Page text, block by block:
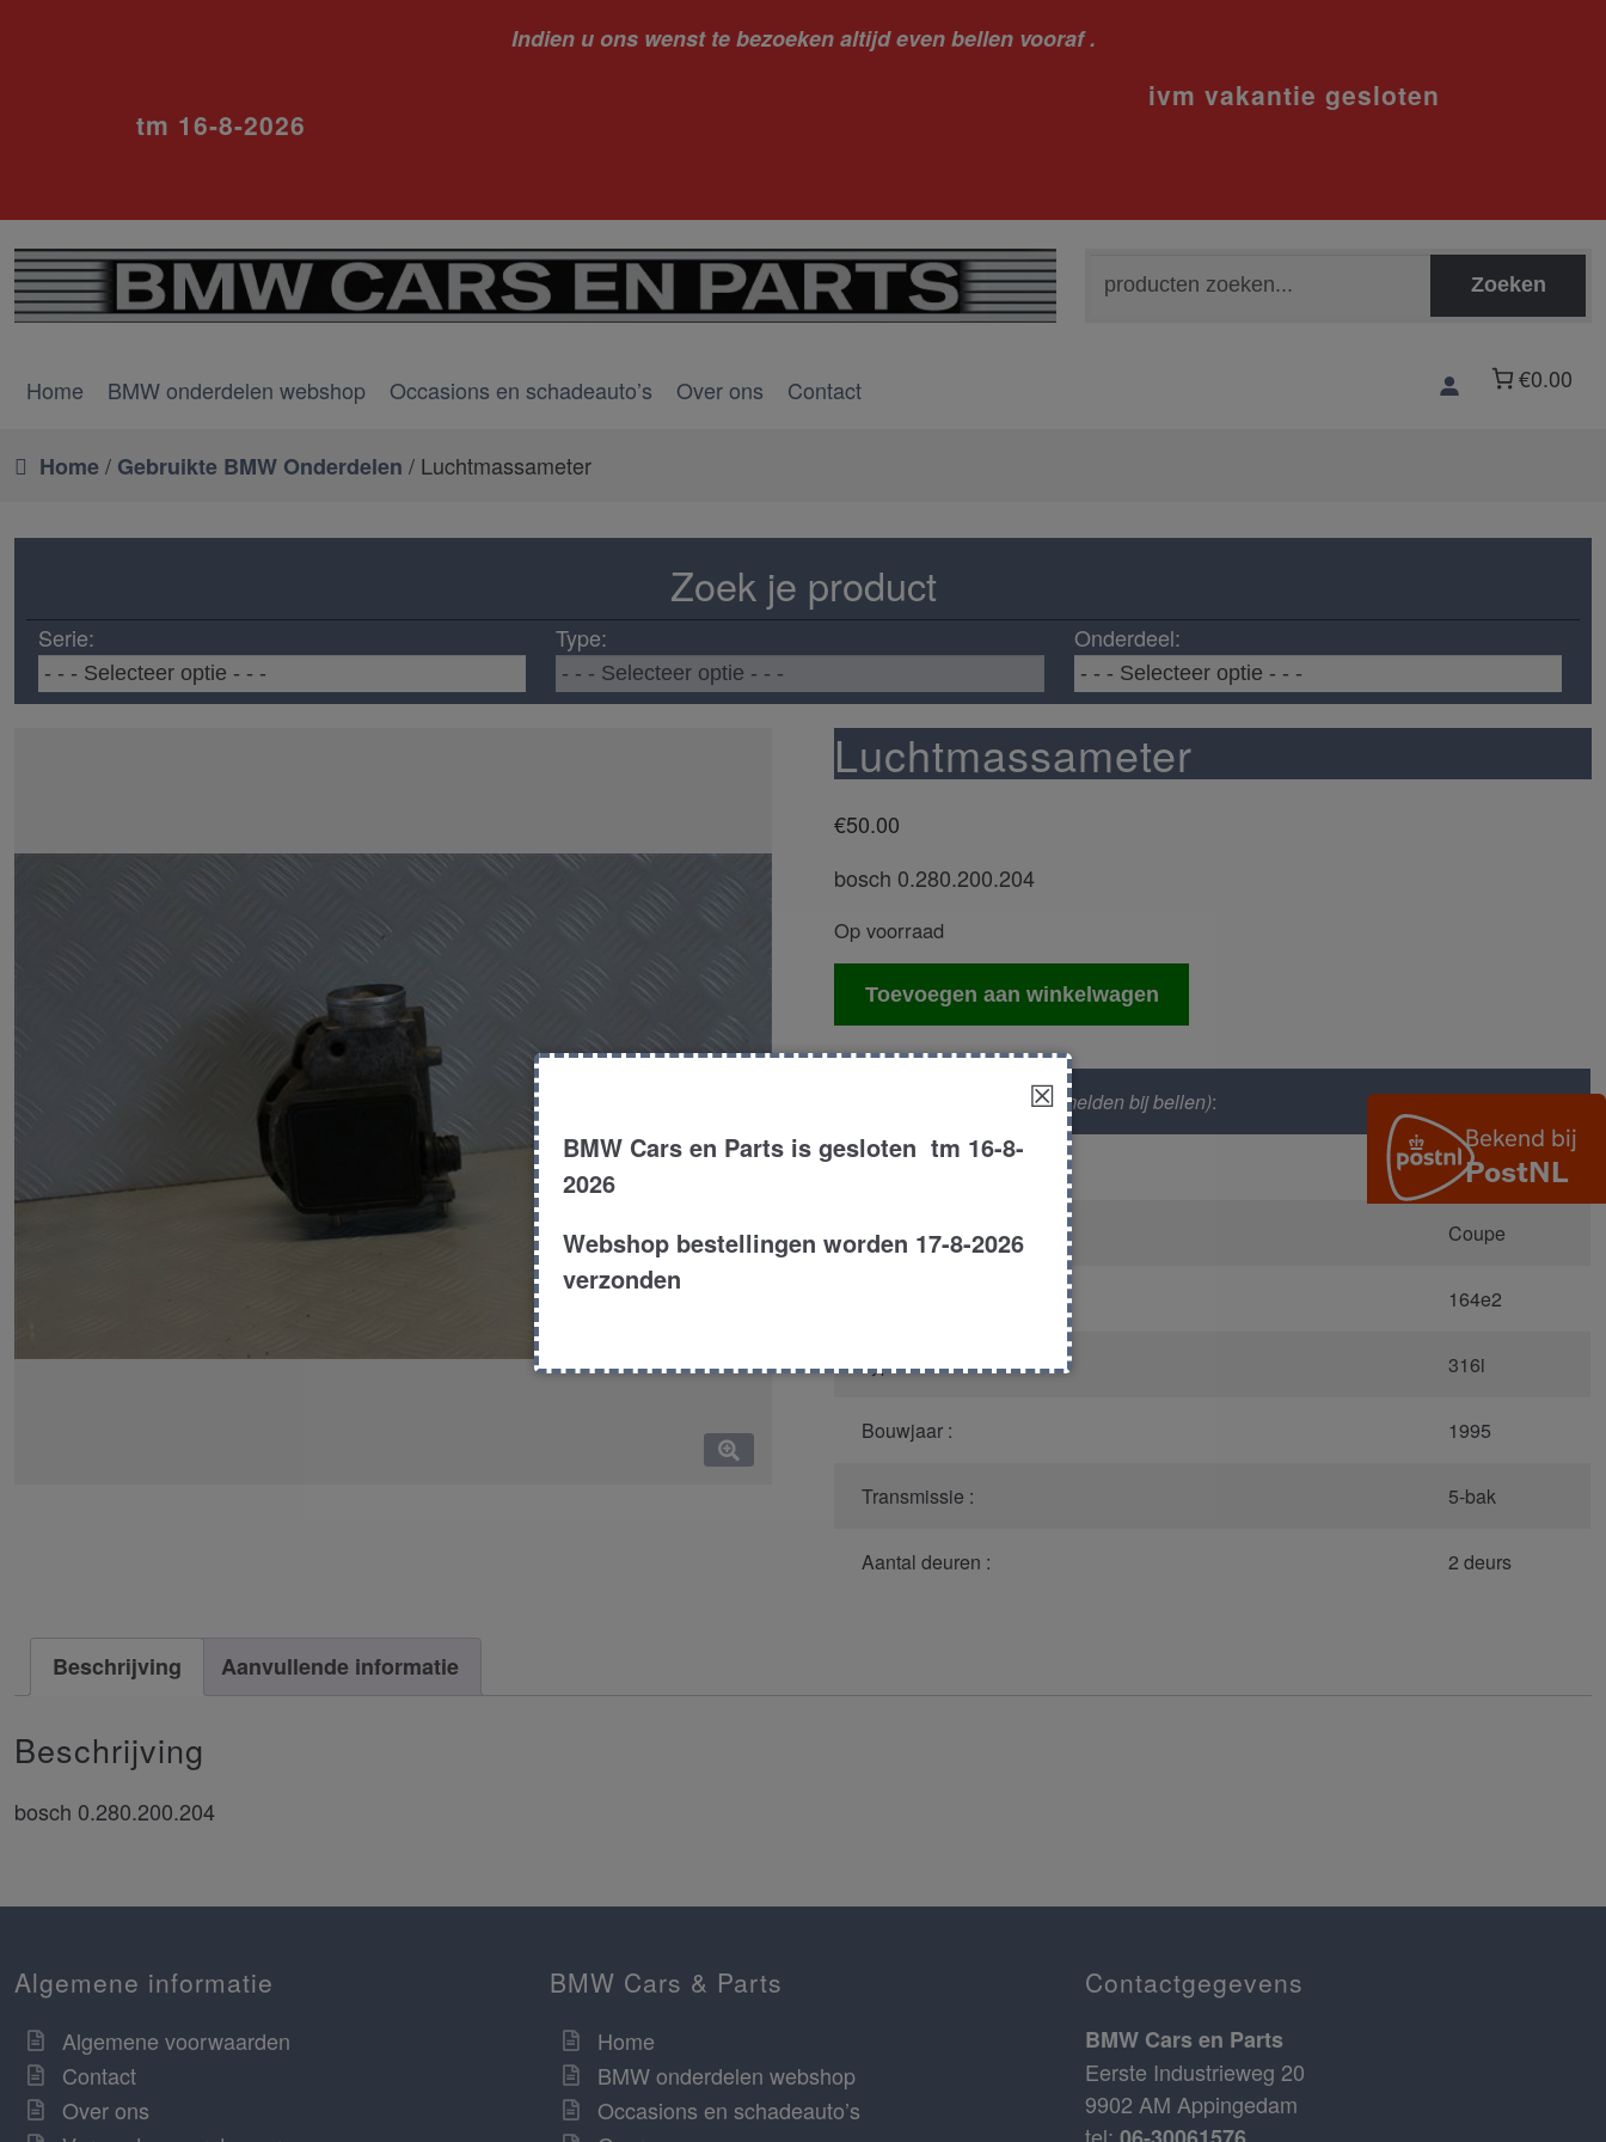
Indien u ons wenst te bezoeken altijd even bellen vooraf .
ivm vakantie gesloten
tm 16-8-2026
naar:
Zoeken
Home BMW onderdelen webshop Occasions en schadeauto’s Over ons Contact €0.00
Home/ Gebruikte BMW Onderdelen / Luchtmassameter
Zoek je product
Serie: Type: Onderdeel:
Luchtmassameter
€50.00
bosch 0.280.200.204
Op voorraad
Luchtmassameter
Toevoegen aan winkelwagen
(graag melden bij bellen): 3292
E36
Carroserie : Coupe
164e2
Type : 316i
Bouwjaar : 1995
Transmissie : 5-bak
Aantal deuren : 2 deurs
Beschrijving Aanvullende informatie
Beschrijving
bosch 0.280.200.204
Algemene informatie
Algemene voorwaarden
Contact
Over ons
BMW Cars & Parts
Home
BMW onderdelen webshop
Occasions en schadeauto’s
Contactgegevens
BMW Cars en Parts
Eerste Industrieweg 20
9902 AM Appingedam
tel:
☒
BMW Cars en Parts is gesloten tm 16-8-
2026
Webshop bestellingen worden 17-8-2026
verzonden